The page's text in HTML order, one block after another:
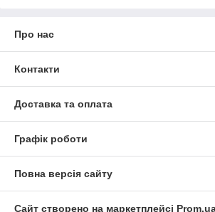
Про нас
Контакти
Доставка та оплата
Графік роботи
Повна версія сайту
Сайт створено на маркетплейсі